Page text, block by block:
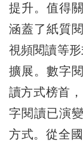
提升。值得
涵蓋了紙質
視頻閱讀等
擴展。數字
讀方式榜首
字閱讀已演
方式。從全